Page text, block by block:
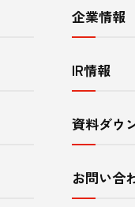
企業情報
IR情報
資料ダウ
お問い合